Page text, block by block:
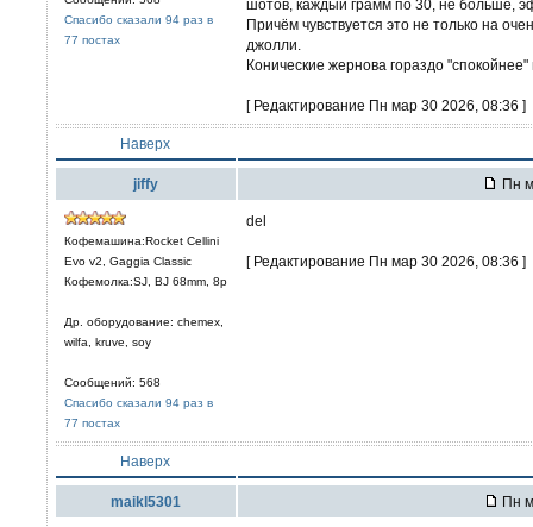
Спасибо сказали 94 раз в
77 постах
шотов, каждый грамм по 30, не больше,
Причём чувствуется это не только на
джолли.
Конические жернова гораздо
[ Редактирование Пн мар 30 2026, 08:36 ]
Наверх
jiffy Пн
Кофемашина:Rocket Cellini
Evo v2, Gaggia Classic
Кофемолка:SJ, BJ 68mm, 8р
Др. оборудование: chemex,
wilfa, kruve, soy
Сообщений: 568
Спасибо сказали 94 раз в
77 постах
del
[ Редактирование Пн мар 30 2026, 08:36 ]
Наверх
maikl5301 Пн